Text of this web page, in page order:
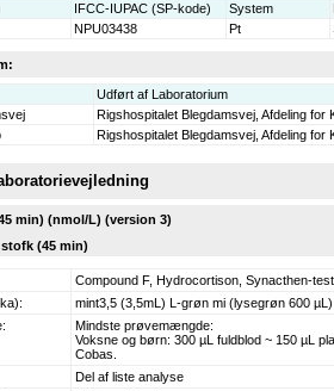
IFCC-IUPAC (SP-kode) System
NPU03438 Pt
Udført af Laboratorium
Rigshospitalet Blegdamsvej, Afdeling for
Rigshospitalet Blegdamsvej, Afdeling for
min) (nmol/L) (version 3)
(45 min)
Compound F, Hydrocortison, Synacthen-test
mint3,5 (3,5mL) L-grøn mi (lysegrøn 600 µL)
Mindste prøvemængde:
Voksne og børn: 300 µL fuldblod ~ 150 µL
Cobas.
Del af liste analyse